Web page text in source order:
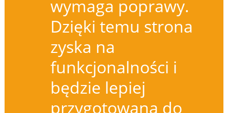
wymaga poprawy.
Dzięki temu strona
zyska na
funkcjonalności i
będzie lepiej
przygotowana do